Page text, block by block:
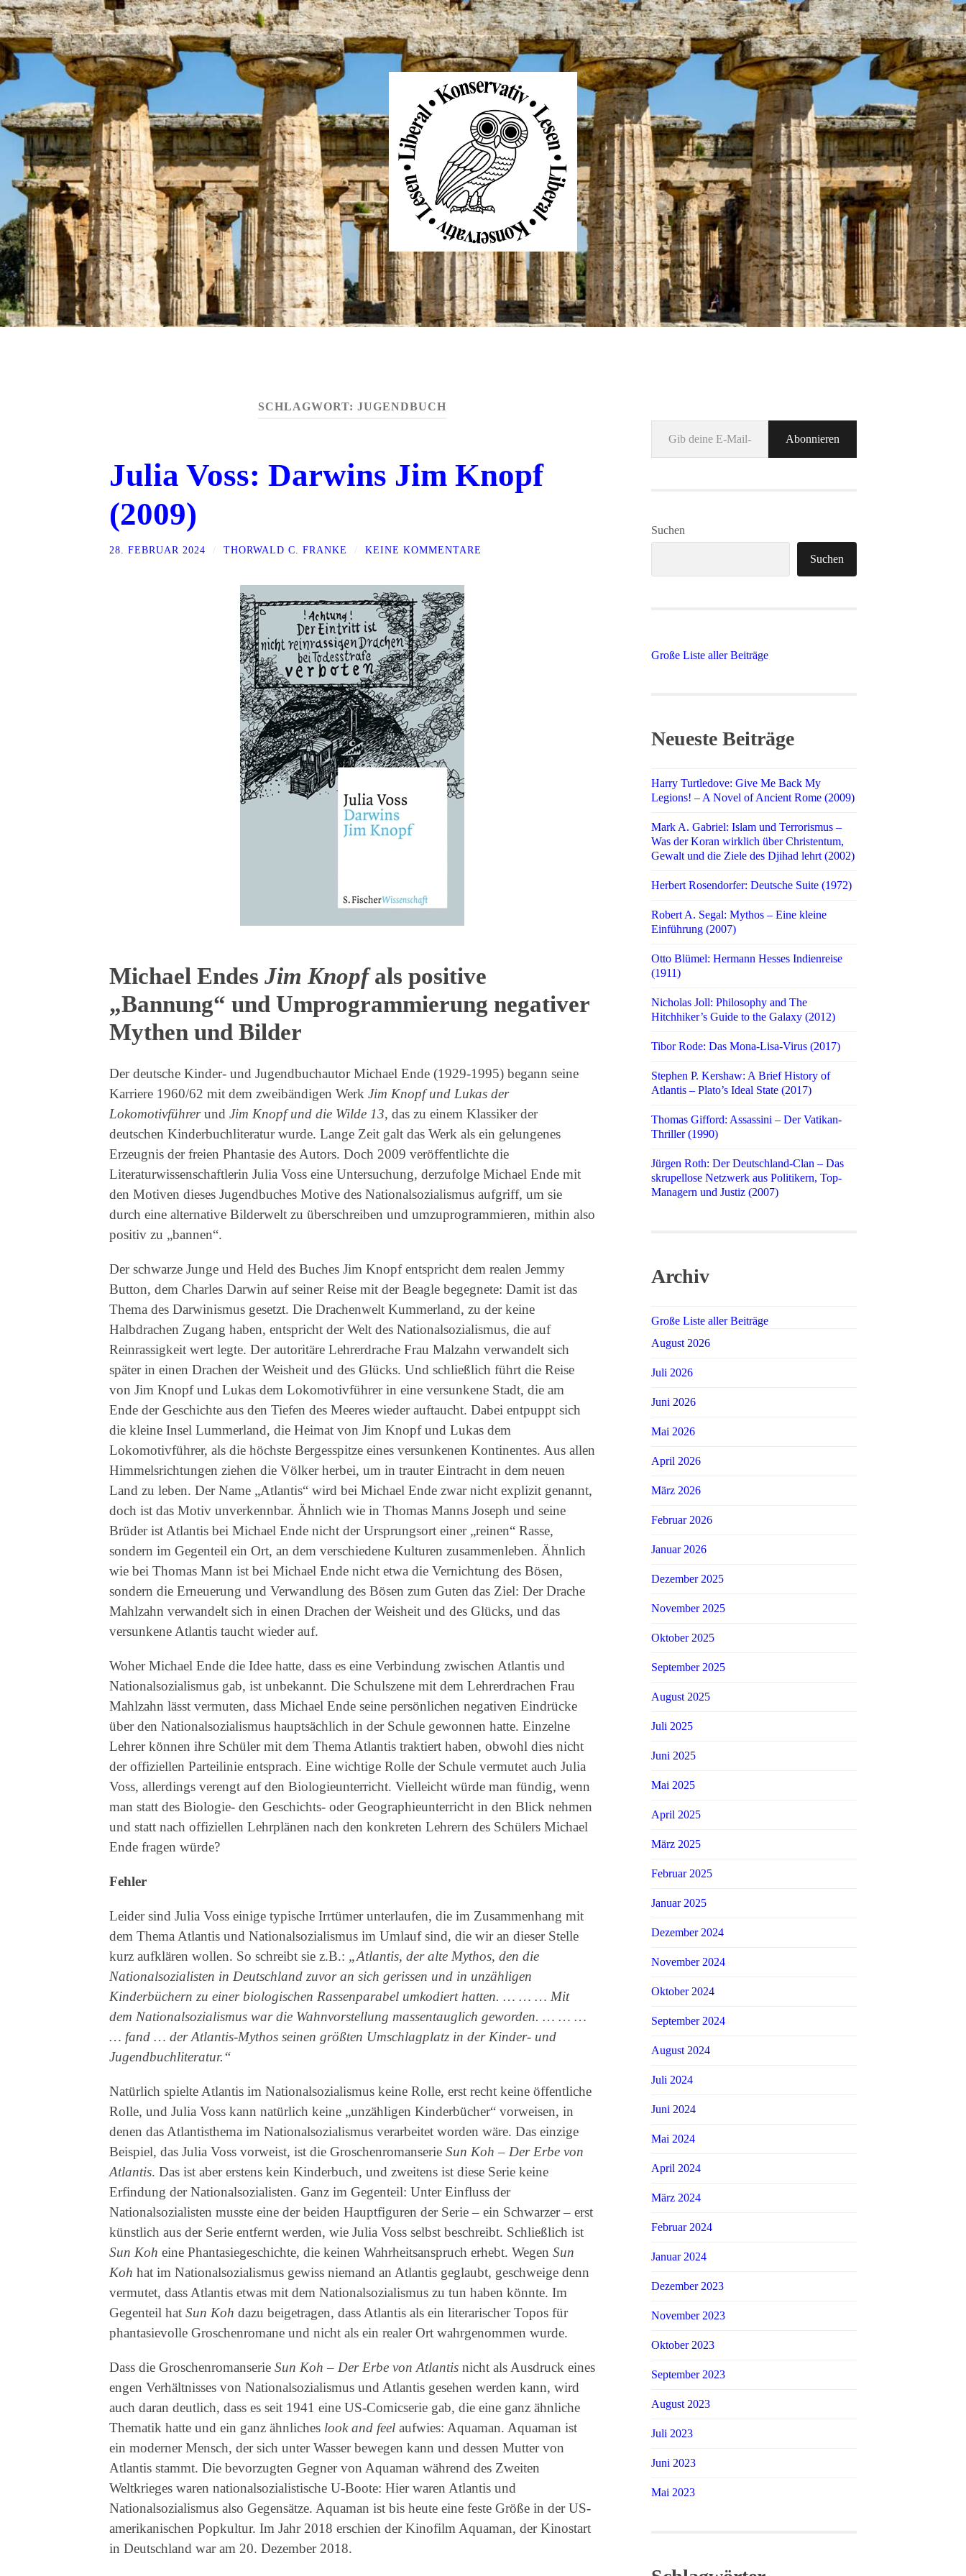
Liberal
Konservativ
Lesen
SCHLAGWORT: JUGENDBUCH
Julia Voss: Darwins Jim Knopf
(2009)
28. FEBRUAR 2024 THORWALD C. FRANKE KEINE KOMMENTARE
Michael Endes Jim Knopfals positive
„Bannung“ und Umprogrammierung negativer
Mythen und Bilder
Der deutsche Kinder- und Jugendbuchautor Michael Ende (1929-1995) begann seine
Karriere 1960/62 mit dem zweibändigen Werk Jim Knopf und Lukas der
Lokomotivführerund Jim Knopf und die Wilde 13, das zu einem Klassiker der
deutschen Kinderbuchliteratur wurde. Lange Zeit galt das Werk als ein gelungenes
Erzeugnis der freien Phantasie des Autors. Doch 2009 veröffentlichte die
Literaturwissenschaftlerin Julia Voss eine Untersuchung, derzufolge Michael Ende mit
den Motiven dieses Jugendbuches Motive des Nationalsozialismus aufgriff, um sie
durch eine alternative Bilderwelt zu überschreiben und umzuprogrammieren, mithin also
positiv zu „bannen“.
Der schwarze Junge und Held des Buches Jim Knopf entspricht dem realen Jemmy
Button, dem Charles Darwin auf seiner Reise mit der Beagle begegnete: Damit ist das
Thema des Darwinismus gesetzt. Die Drachenwelt Kummerland, zu der keine
Halbdrachen Zugang haben, entspricht der Welt des Nationalsozialismus, die auf
Reinrassigkeit wert legte. Der autoritäre Lehrerdrache Frau Malzahn verwandelt sich
später in einen Drachen der Weisheit und des Glücks. Und schließlich führt die Reise
von Jim Knopf und Lukas dem Lokomotivführer in eine versunkene Stadt, die am
Ende der Geschichte aus den Tiefen des Meeres wieder auftaucht. Dabei entpuppt sich
die kleine Insel Lummerland, die Heimat von Jim Knopf und Lukas dem
Lokomotivführer, als die höchste Bergesspitze eines versunkenen Kontinentes. Aus allen
Himmelsrichtungen ziehen die Völker herbei, um in trauter Eintracht in dem neuen
Land zu leben. Der Name „Atlantis“ wird bei Michael Ende zwar nicht explizit genannt,
doch ist das Motiv unverkennbar. Ähnlich wie in Thomas Manns Joseph und seine
Brüder ist Atlantis bei Michael Ende nicht der Ursprungsort einer „reinen“ Rasse,
sondern im Gegenteil ein Ort, an dem verschiedene Kulturen zusammenleben. Ähnlich
wie bei Thomas Mann ist bei Michael Ende nicht etwa die Vernichtung des Bösen,
sondern die Erneuerung und Verwandlung des Bösen zum Guten das Ziel: Der Drache
Mahlzahn verwandelt sich in einen Drachen der Weisheit und des Glücks, und das
versunkene Atlantis taucht wieder auf.
Woher Michael Ende die Idee hatte, dass es eine Verbindung zwischen Atlantis und
Nationalsozialismus gab, ist unbekannt. Die Schulszene mit dem Lehrerdrachen Frau
Mahlzahn lässt vermuten, dass Michael Ende seine persönlichen negativen Eindrücke
über den Nationalsozialismus hauptsächlich in der Schule gewonnen hatte. Einzelne
Lehrer können ihre Schüler mit dem Thema Atlantis traktiert haben, obwohl dies nicht
der offiziellen Parteilinie entsprach. Eine wichtige Rolle der Schule vermutet auch Julia
Voss, allerdings verengt auf den Biologieunterricht. Vielleicht würde man fündig, wenn
man statt des Biologie- den Geschichts- oder Geographieunterricht in den Blick nehmen
und statt nach offiziellen Lehrplänen nach den konkreten Lehrern des Schülers Michael
Ende fragen würde?
Fehler
Leider sind Julia Voss einige typische Irrtümer unterlaufen, die im Zusammenhang mit
dem Thema Atlantis und Nationalsozialismus im Umlauf sind, die wir an dieser Stelle
kurz aufklären wollen. So schreibt sie z.B.: „Atlantis, der alte Mythos, den die
Nationalsozialisten in Deutschland zuvor an sich gerissen und in unzähligen
Kinderbüchern zu einer biologischen Rassenparabel umkodiert hatten. … … … Mit
dem Nationalsozialismus war die Wahnvorstellung massentauglich geworden. … … …
… fand … der Atlantis-Mythos seinen größten Umschlagplatz in der Kinder- und
Jugendbuchliteratur.“
Natürlich spielte Atlantis im Nationalsozialismus keine Rolle, erst recht keine öffentliche
Rolle, und Julia Voss kann natürlich keine „unzähligen Kinderbücher“ vorweisen, in
denen das Atlantisthema im Nationalsozialismus verarbeitet worden wäre. Das einzige
Beispiel, das Julia Voss vorweist, ist die Groschenromanserie Sun Koh – Der Erbe von
Atlantis. Das ist aber erstens kein Kinderbuch, und zweitens ist diese Serie keine
Erfindung der Nationalsozialisten. Ganz im Gegenteil: Unter Einfluss der
Nationalsozialisten musste eine der beiden Hauptfiguren der Serie – ein Schwarzer – erst
künstlich aus der Serie entfernt werden, wie Julia Voss selbst beschreibt. Schließlich ist
Sun Koh eine Phantasiegeschichte, die keinen Wahrheitsanspruch erhebt. Wegen Sun
Koh hat im Nationalsozialismus gewiss niemand an Atlantis geglaubt, geschweige denn
vermutet, dass Atlantis etwas mit dem Nationalsozialismus zu tun haben könnte. Im
Gegenteil hat Sun Koh dazu beigetragen, dass Atlantis als ein literarischer Topos für
phantasievolle Groschenromane und nicht als ein realer Ort wahrgenommen wurde.
Dass die Groschenromanserie Sun Koh – Der Erbe von Atlantis nicht als Ausdruck eines
engen Verhältnisses von Nationalsozialismus und Atlantis gesehen werden kann, wird
auch daran deutlich, dass es seit 1941 eine US-Comicserie gab, die eine ganz ähnliche
Thematik hatte und ein ganz ähnliches look and feel aufwies: Aquaman. Aquaman ist
ein moderner Mensch, der sich unter Wasser bewegen kann und dessen Mutter von
Atlantis stammt. Die bevorzugten Gegner von Aquaman während des Zweiten
Weltkrieges waren nationalsozialistische U-Boote: Hier waren Atlantis und
Nationalsozialismus also Gegensätze. Aquaman ist bis heute eine feste Größe in der US-
amerikanischen Popkultur. Im Jahr 2018 erschien der Kinofilm Aquaman, der Kinostart
in Deutschland war am 20. Dezember 2018.
Gib deine E-Mail-Adresse ein ...
Abonnieren
Suchen
Suchen
Große Liste aller Beiträge
Neueste Beiträge
Harry Turtledove: Give Me Back My
Legions! – A Novel of Ancient Rome (2009)
Mark A. Gabriel: Islam und Terrorismus –
Was der Koran wirklich über Christentum,
Gewalt und die Ziele des Djihad lehrt (2002)
Herbert Rosendorfer: Deutsche Suite (1972)
Robert A. Segal: Mythos – Eine kleine
Einführung (2007)
Otto Blümel: Hermann Hesses Indienreise
(1911)
Nicholas Joll: Philosophy and The
Hitchhiker’s Guide to the Galaxy (2012)
Tibor Rode: Das Mona-Lisa-Virus (2017)
Stephen P. Kershaw: A Brief History of
Atlantis – Plato’s Ideal State (2017)
Thomas Gifford: Assassini – Der Vatikan-
Thriller (1990)
Jürgen Roth: Der Deutschland-Clan – Das
skrupellose Netzwerk aus Politikern, Top-
Managern und Justiz (2007)
Archiv
Große Liste aller Beiträge
August 2026
Juli 2026
Juni 2026
Mai 2026
April 2026
März 2026
Februar 2026
Januar 2026
Dezember 2025
November 2025
Oktober 2025
September 2025
August 2025
Juli 2025
Juni 2025
Mai 2025
April 2025
März 2025
Februar 2025
Januar 2025
Dezember 2024
November 2024
Oktober 2024
September 2024
August 2024
Juli 2024
Juni 2024
Mai 2024
April 2024
März 2024
Februar 2024
Januar 2024
Dezember 2023
November 2023
Oktober 2023
September 2023
August 2023
Juli 2023
Juni 2023
Mai 2023